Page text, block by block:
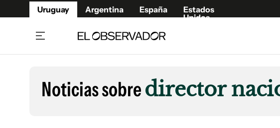
Uruguay Argentina España
Estados
Unidos
Beneficios Member
Fúnebres
Noticias sobredirector